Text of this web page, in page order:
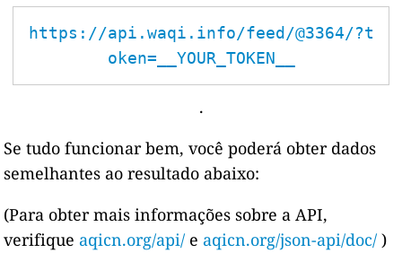
https://api.waqi.info/feed/@3364/?t
oken=__YOUR_TOKEN__
.
Se tudo funcionar bem, você poderá obter dados
semelhantes ao resultado abaixo:
(Para obter mais informações sobre a API,
verifique aqicn.org/api/ e aqicn.org/json-api/doc/ )